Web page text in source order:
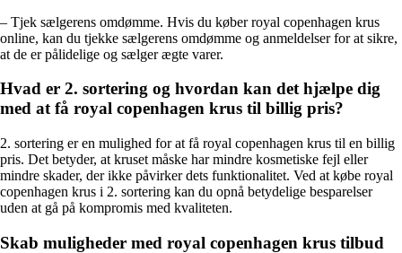
– Tjek sælgerens omdømme. Hvis du køber royal copenhagen krus
online, kan du tjekke sælgerens omdømme og anmeldelser for at sikre,
at de er pålidelige og sælger ægte varer.
Hvad er 2. sortering og hvordan kan det hjælpe dig
med at få royal copenhagen krus til billig pris?
2. sortering er en mulighed for at få royal copenhagen krus til en billig
pris. Det betyder, at kruset måske har mindre kosmetiske fejl eller
mindre skader, der ikke påvirker dets funktionalitet. Ved at købe royal
copenhagen krus i 2. sortering kan du opnå betydelige besparelser
uden at gå på kompromis med kvaliteten.
Skab muligheder med royal copenhagen krus tilbud